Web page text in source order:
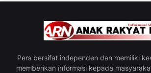
Pers bersifat independen dan memiliki
memberikan informasi kepada